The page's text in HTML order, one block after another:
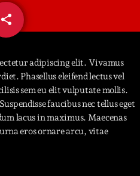
keyboard_arrow_down
share
email
adipiscing elit. Vivamus
Phasellus eleifend lectus vel
sem eu elit vulputate mollis.
faucibus nec tellus eget
lacus in maximus. Maecenas
eros ornare arcu, vitae